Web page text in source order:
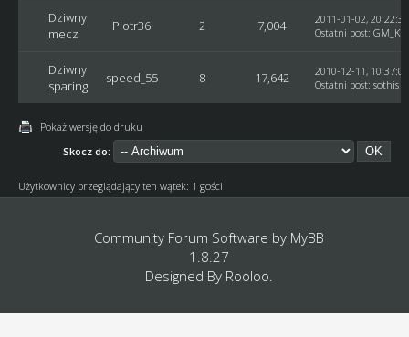
Dziwny
mecz
Piotr36 2 7,004
2011-01-02, 20:22:32
Ostatni post:
Dziwny
sparing
speed_55 8 17,642
2010-12-11, 10:37:03
Ostatni post: sothis
Pokaż wersję do druku
Skocz do:
Użytkownicy przeglądający ten wątek: 1 gości
Community Forum Software by MyBB
1.8.27
Designed By Rooloo